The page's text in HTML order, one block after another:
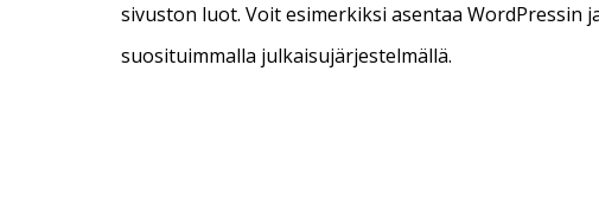
sivuston luot. Voit esimerkiksi asentaa WordPressin
suosituimmalla julkaisujärjestelmällä.